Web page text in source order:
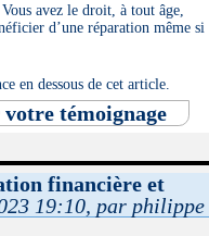
avez le droit, à tout âge,
d’une réparation même si
en dessous de cet article.
témoignage
financière et
19:10, par philippe